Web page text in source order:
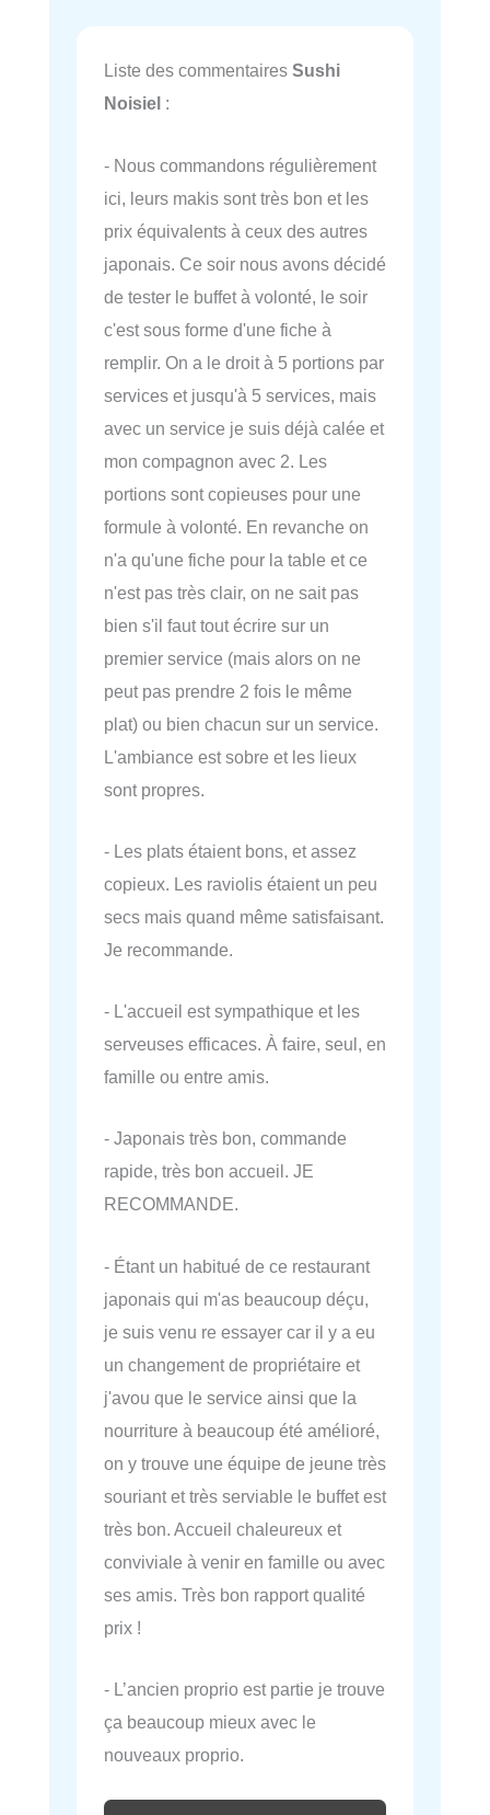
Liste des commentaires Sushi
Noisiel :
- Nous commandons régulièrement
ici, leurs makis sont très bon et les
prix équivalents à ceux des autres
japonais. Ce soir nous avons décidé
de tester le buffet à volonté, le soir
c'est sous forme d'une fiche à
remplir. On a le droit à 5 portions par
services et jusqu'à 5 services, mais
avec un service je suis déjà calée et
mon compagnon avec 2. Les
portions sont copieuses pour une
formule à volonté. En revanche on
n'a qu'une fiche pour la table et ce
n'est pas très clair, on ne sait pas
bien s'il faut tout écrire sur un
premier service (mais alors on ne
peut pas prendre 2 fois le même
plat) ou bien chacun sur un service.
L'ambiance est sobre et les lieux
sont propres.
- Les plats étaient bons, et assez
copieux. Les raviolis étaient un peu
secs mais quand même satisfaisant.
Je recommande.
- L'accueil est sympathique et les
serveuses efficaces. À faire, seul, en
famille ou entre amis.
- Japonais très bon, commande
rapide, très bon accueil. JE
RECOMMANDE.
- Étant un habitué de ce restaurant
japonais qui m'as beaucoup déçu,
je suis venu re essayer car il y a eu
un changement de propriétaire et
j'avou que le service ainsi que la
nourriture à beaucoup été amélioré,
on y trouve une équipe de jeune très
souriant et très serviable le buffet est
très bon. Accueil chaleureux et
conviviale à venir en famille ou avec
ses amis. Très bon rapport qualité
prix !
- L’ancien proprio est partie je trouve
ça beaucoup mieux avec le
nouveaux proprio.